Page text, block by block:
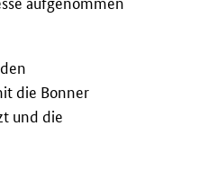
die Bonner
und die